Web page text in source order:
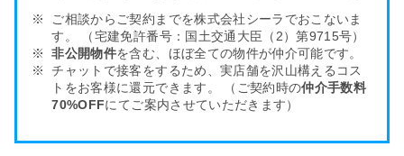
ご相談からご契約までを株式会社シーラでおこないま
す。
（宅建免許番号：国土交通大臣（2）第9715号）
非公開物件を含む、ほぼ全ての物件が仲介可能です。
チャットで接客をするため、実店舗を沢山構える コス
トをお客様に還元できます。 （ご契約時の仲介手数料
70%OFFにてご案内させていただきます）